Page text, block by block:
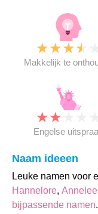
★★★★
Makkelijk te
★★
Engelse
Naam ideeen
Leuke namen voor
Hannelore,
bijpassende namen.